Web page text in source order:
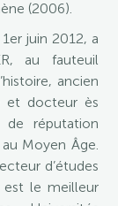
(2006).
juin 2012, a
au fauteuil
ancien
et docteur ès
de réputation
Moyen Âge.
d’études
est le meilleur